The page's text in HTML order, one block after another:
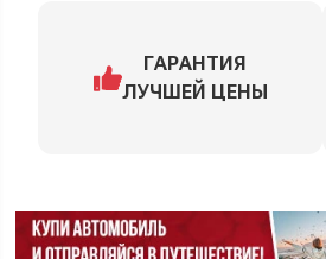
ГАРАНТИЯ
ЛУЧШЕЙ ЦЕНЫ